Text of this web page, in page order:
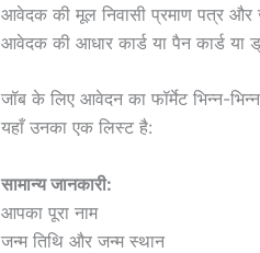
आवेदक की मूल निवासी प्रमाण पत्र और
आवेदक की आधार कार्ड या पैन कार्ड या
जॉब के लिए आवेदन का फॉर्मेट भिन्न-
यहाँ उनका एक लिस्ट है:
सामान्य जानकारी:
आपका पूरा नाम
जन्म तिथि और जन्म स्थान